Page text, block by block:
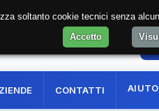
CONTATTI
soltanto cookie tecnici senza
Accetto